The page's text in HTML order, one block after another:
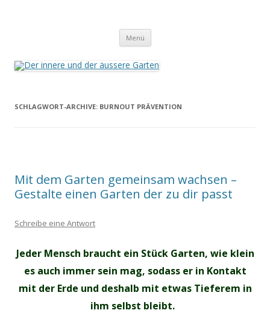
Menü Zum
springen
SCHLAGWORT-ARCHIVE: BURNOUT PRÄVENTION
Mit dem Garten gemeinsam wachsen –
Gestalte einen Garten der zu dir passt
Schreibe eine Antwort
Jeder Mensch braucht ein Stück Garten, wie klein
es auch immer sein mag, sodass er in Kontakt
mit der Erde und deshalb mit etwas Tieferem in
ihm selbst bleibt.